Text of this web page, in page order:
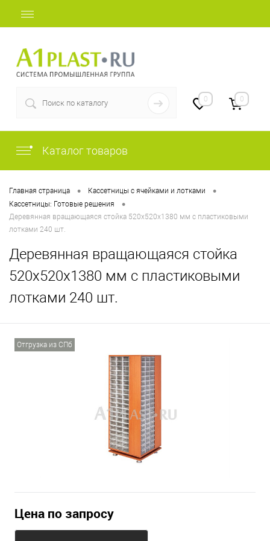
0 0
Каталог товаров
Главная страница • Кассетницы с ячейками и лотками •
Кассетницы: Готовые решения •
Деревянная вращающаяся стойка 520х520х1380 мм с пластиковыми
лотками 240 шт.
Деревянная вращающаяся стойка
520х520х1380 мм с пластиковыми
лотками 240 шт.
Отгрузка из СПб
Цена по запросу